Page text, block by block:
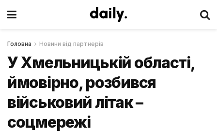
Головна Новини від партнерів
У Хмельницькій області,
ймовірно, розбився
військовий літак –
соцмережі